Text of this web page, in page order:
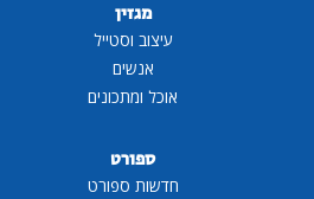
מגזין
עיצוב וסטייל
אנשים
אוכל ומתכונים
ספורט
חדשות ספורט